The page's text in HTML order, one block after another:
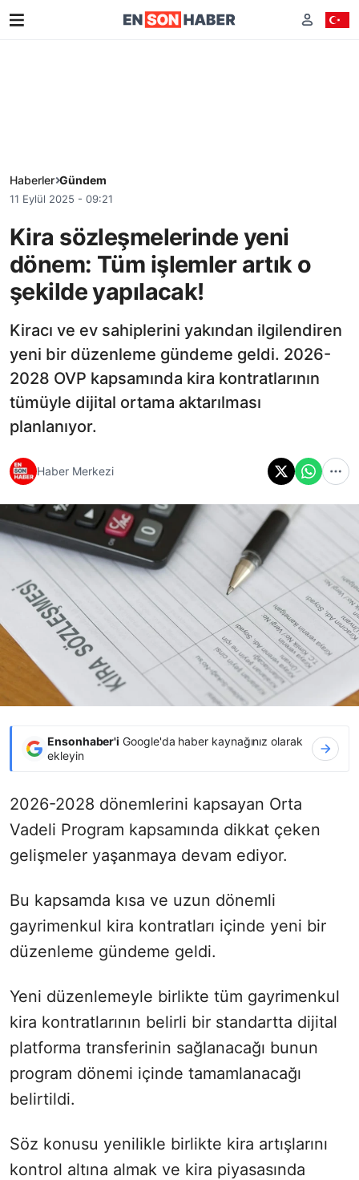
Haberler Gündem
11 Eylül 2025 - 09:21
Kira sözleşmelerinde yeni
dönem: Tüm işlemler artık o
şekilde yapılacak!
Kiracı ve ev sahiplerini yakından ilgilendiren
yeni bir düzenleme gündeme geldi. 2026-
2028 OVP kapsamında kira kontratlarının
tümüyle dijital ortama aktarılması
planlanıyor.
Haber Merkezi
Ensonhaber'i Google'da haber kaynağınız olarak
ekleyin
2026-2028 dönemlerini kapsayan Orta
Vadeli Program kapsamında dikkat çeken
gelişmeler yaşanmaya devam ediyor.
Bu kapsamda kısa ve uzun dönemli
gayrimenkul kira kontratları içinde yeni bir
düzenleme gündeme geldi.
Yeni düzenlemeyle birlikte tüm gayrimenkul
kira kontratlarının belirli bir standartta dijital
platforma transferinin sağlanacağı bunun
program dönemi içinde tamamlanacağı
belirtildi.
Söz konusu yenilikle birlikte kira artışlarını
kontrol altına almak ve kira piyasasında